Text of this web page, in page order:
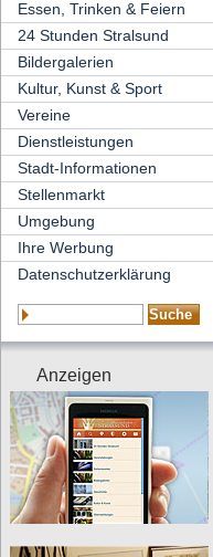
Essen, Trinken & Feiern
24 Stunden Stralsund
Bildergalerien
Kultur, Kunst & Sport
Vereine
Dienstleistungen
Stadt-Informationen
Stellenmarkt
Umgebung
Ihre Werbung
Datenschutzerklärung
Anzeigen